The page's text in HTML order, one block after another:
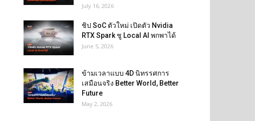
July 16, 2026
ชิป SoC ตัวใหม่ เปิดตัว Nvidia
RTX Spark ชู Local AI พกพาได้
June 5, 2026
ข้ามเวลาแบบ 4D นิทรรศการ
เสมือนจริง Better World, Better
Future
May 2, 2026